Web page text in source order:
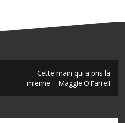
Cette main qui a pris la
mienne – Maggie O’Farrell